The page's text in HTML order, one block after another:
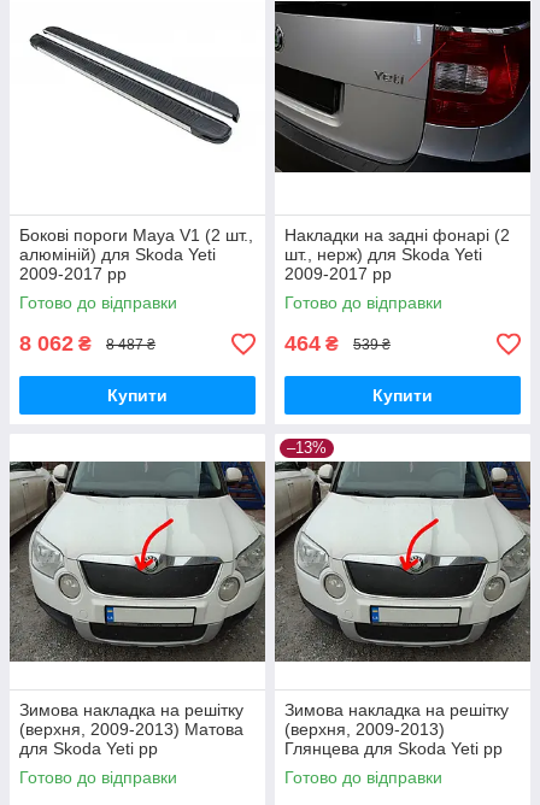
Бокові пороги Maya V1 (2 шт.,
алюміній) для Skoda Yeti
2009-2017 рр
Готово до відправки
8 062 ₴ 8 487 ₴
Купити
Накладки на задні фонарі (2
шт., нерж) для Skoda Yeti
2009-2017 рр
Готово до відправки
464 ₴ 539 ₴
Купити
Зимова накладка на решітку
(верхня, 2009-2013) Матова
для Skoda Yeti рр
Готово до відправки
–13%
Зимова накладка на решітку
(верхня, 2009-2013)
Глянцева для Skoda Yeti рр
Готово до відправки